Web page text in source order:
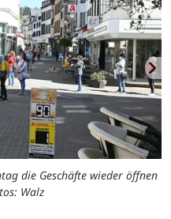
die Geschäfte wieder öffnen
Walz